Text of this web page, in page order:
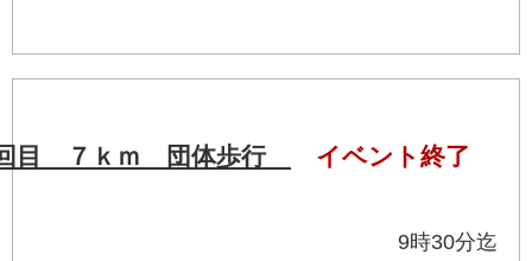
回目 ７ｋｍ 団体歩行 イベント終了
昼食不要 9時30分迄